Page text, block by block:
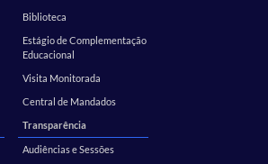
Biblioteca
Estágio de Complementação
Educacional
Visita Monitorada
Central de Mandados
Transparência
Audiências e Sessões